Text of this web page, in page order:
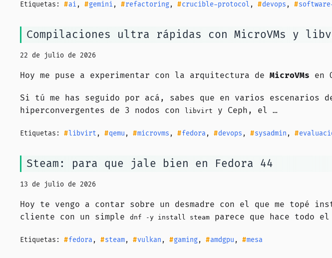
Etiquetas: ai , gemini , refactoring, crucible-protocol , devops ,
Compilaciones ultra rápidas con MicroVMs y
22 de julio de 2026
Hoy me puse a experimentar con la arquitectura de MicroVMs en
Si tú me has seguido por acá, sabes que en varios escenarios
hiperconvergentes de 3 nodos con
libvirt y Ceph, el …
Etiquetas: libvirt , qemu , microvms , fedora , devops , sysadmin ,
Steam: para que jale bien en Fedora 44
13 de julio de 2026
Hoy te vengo a contar sobre un desmadre con el que me topé
cliente con un simple
dnf -y install steam parece que hace todo
Etiquetas: fedora , steam, vulkan , gaming, amdgpu , mesa